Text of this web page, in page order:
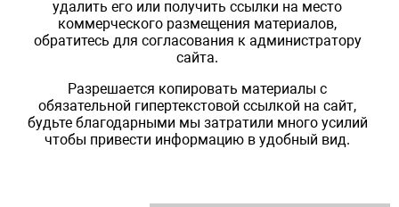
удалить его или получить ссылки на место
коммерческого размещения материалов,
обратитесь для согласования к администратору
сайта.
Разрешается копировать материалы с
обязательной гипертекстовой ссылкой на сайт,
будьте благодарными мы затратили много усилий
чтобы привести информацию в удобный вид.